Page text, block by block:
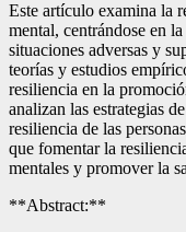
Este artículo examina la
mental, centrándose en
situaciones adversas y
teorías y estudios
resiliencia en la
analizan las estrategias
resiliencia de las
que fomentar la
mentales y promover la
**Abstract:**